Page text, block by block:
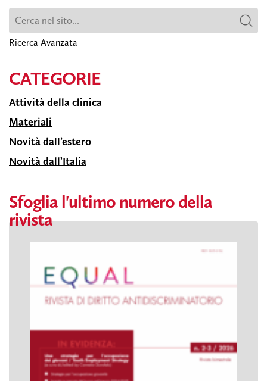
Ricerca Avanzata
CATEGORIE
Attività della clinica
Materiali
Novità dall’estero
Novità dall’Italia
Sfoglia l'ultimo numero della
rivista